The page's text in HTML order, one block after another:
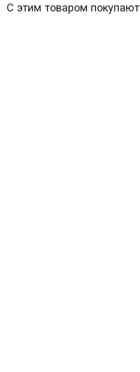
С этим товаром покупают